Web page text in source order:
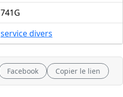
741G
service divers
Facebook Copier le lien